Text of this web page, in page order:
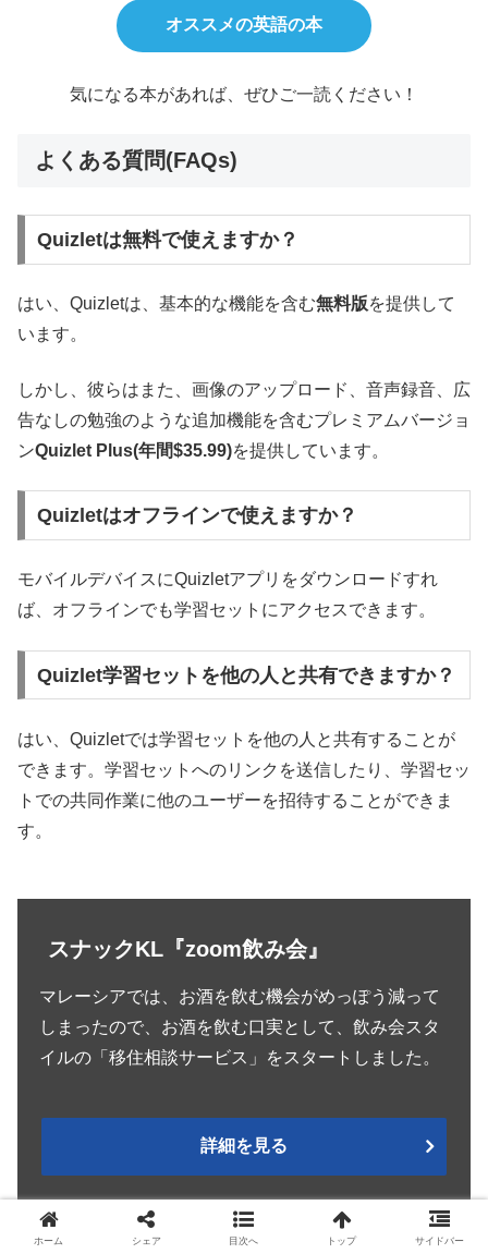
オススメの英語の本
気になる本があれば、ぜひご一読ください！
よくある質問(FAQs)
Quizletは無料で使えますか？
はい、Quizletは、基本的な機能を含む無料版を提供して
います。
しかし、彼らはまた、画像のアップロード、音声録音、広
告なしの勉強のような追加機能を含むプレミアムバージョ
ンQuizlet Plus(年間$35.99)を提供しています。
Quizletはオフラインで使えますか？
モバイルデバイスにQuizletアプリをダウンロードすれ
ば、オフラインでも学習セットにアクセスできます。
Quizlet学習セットを他の人と共有できますか？
はい、Quizletでは学習セットを他の人と共有することが
できます。学習セットへのリンクを送信したり、学習セッ
トでの共同作業に他のユーザーを招待することができま
す。
スナックKL『zoom飲み会』
マレーシアでは、お酒を飲む機会がめっぽう減って
しまったので、お酒を飲む口実として、飲み会スタ
イルの「移住相談サービス」をスタートしました。
詳細を見る
ホーム シェア 目次へ トップ サイドバー